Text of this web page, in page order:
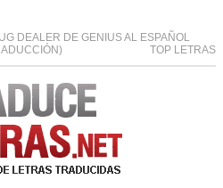
DEALER DE GENIUS AL ESPAÑOL
TOP LETRAS